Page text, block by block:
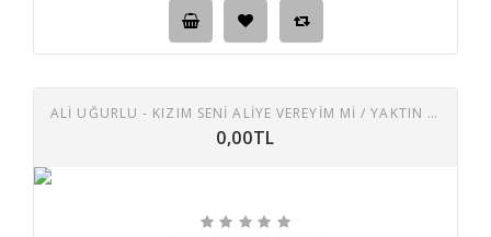
ALİ UĞURLU - KIZIM SENI ALIYE VEREYIM MI / YAKTIN BENI EY NAZLI
0,00TL